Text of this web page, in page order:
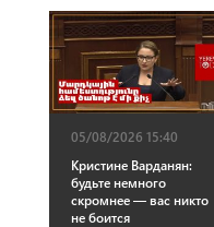
05/08/2026 15:40
Кристине Варданян:
будьте немного
скромнее — вас никто
не боится